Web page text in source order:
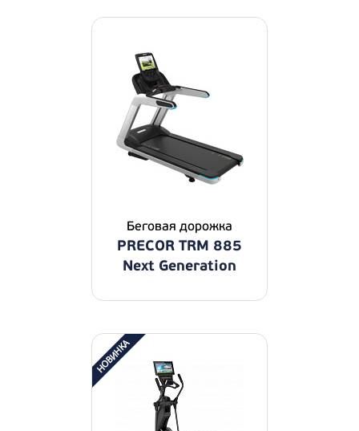
Беговая дорожка
PRECOR TRM 885
Next Generation